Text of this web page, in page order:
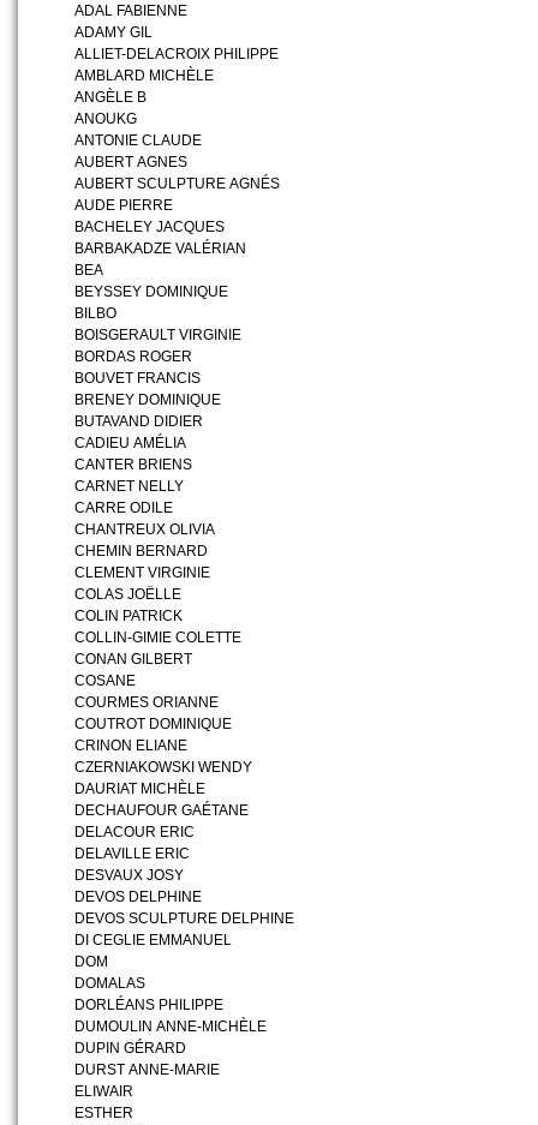
ADAL FABIENNE
ADAMY GIL
ALLIET-DELACROIX PHILIPPE
AMBLARD MICHÈLE
ANGÈLE B
ANOUKG
ANTONIE CLAUDE
AUBERT AGNES
AUBERT SCULPTURE AGNÉS
AUDE PIERRE
BACHELEY JACQUES
BARBAKADZE VALÉRIAN
BEA
BEYSSEY DOMINIQUE
BILBO
BOISGERAULT VIRGINIE
BORDAS ROGER
BOUVET FRANCIS
BRENEY DOMINIQUE
BUTAVAND DIDIER
CADIEU AMÉLIA
CANTER BRIENS
CARNET NELLY
CARRE ODILE
CHANTREUX OLIVIA
CHEMIN BERNARD
CLEMENT VIRGINIE
COLAS JOËLLE
COLIN PATRICK
COLLIN-GIMIE COLETTE
CONAN GILBERT
COSANE
COURMES ORIANNE
COUTROT DOMINIQUE
CRINON ELIANE
CZERNIAKOWSKI WENDY
DAURIAT MICHÈLE
DECHAUFOUR GAÉTANE
DELACOUR ERIC
DELAVILLE ERIC
DESVAUX JOSY
DEVOS DELPHINE
DEVOS SCULPTURE DELPHINE
DI CEGLIE EMMANUEL
DOM
DOMALAS
DORLÉANS PHILIPPE
DUMOULIN ANNE-MICHÈLE
DUPIN GÉRARD
DURST ANNE-MARIE
ELIWAIR
ESTHER